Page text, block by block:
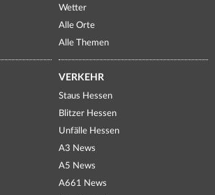
Wetter
Alle Orte
Alle Themen
VERKEHR
Staus Hessen
Blitzer Hessen
Unfälle Hessen
A3 News
A5 News
A661 News